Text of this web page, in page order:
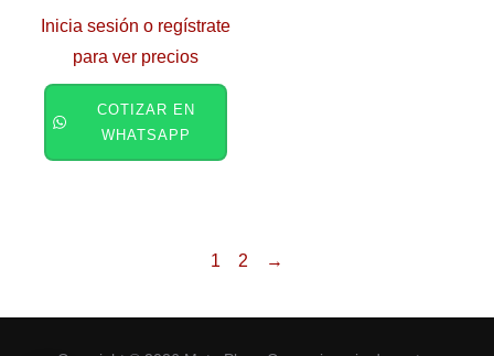
Inicia sesión o regístrate
para ver precios
COTIZAR EN
WHATSAPP
1 2 →